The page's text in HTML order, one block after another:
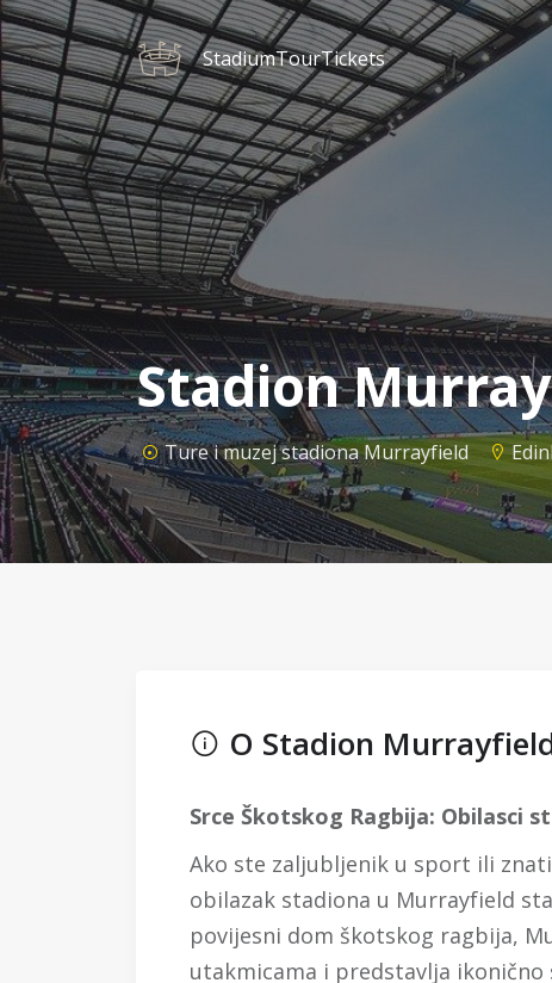
StadiumTourTickets
Stadion
Ture i muzej stadiona Murrayfield
O Stadion
Srce Škotskog Ragbija: Obilasci
Ako ste zaljubljenik u sport ili
obilazak stadiona u Murrayfield
povijesni dom škotskog ragbija,
utakmicama i predstavlja